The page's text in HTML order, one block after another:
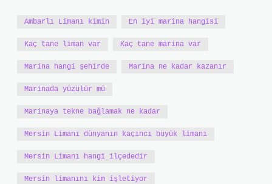
Ambarlı Limanı kimin En iyi marina hangisi
Kaç tane liman var Kaç tane marina var
Marina hangi şehirde Marina ne kadar kazanır
Marinada yüzülür mü
Marinaya tekne bağlamak ne kadar
Mersin Limanı dünyanın kaçıncı büyük limanı
Mersin Limanı hangi ilçededir
Mersin limanını kim işletiyor